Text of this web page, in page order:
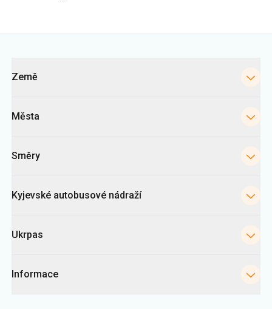
Země
Města
Směry
Kyjevské autobusové nádraží
Ukrpas
Informace